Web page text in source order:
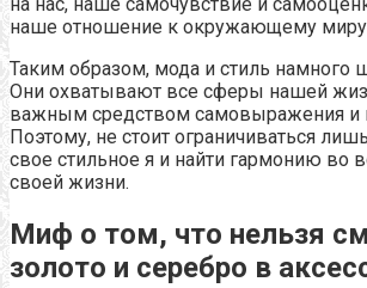
наше отношение к окружающему
Таким образом, мода и стиль намного
Они охватывают все сферы нашей
важным средством самовыражения и
Поэтому, не стоит ограничиваться
свое стильное я и найти гармонию во
своей жизни.
Миф о том, что нельзя
золото и серебро в